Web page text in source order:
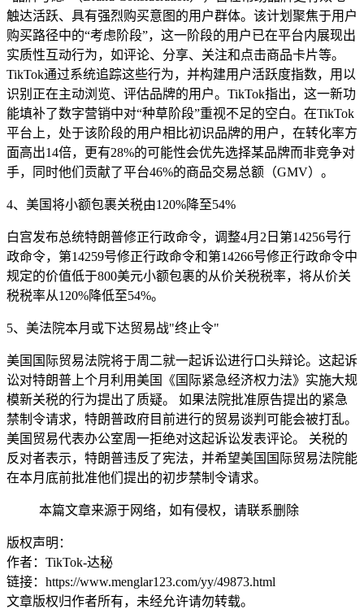
触达活跃、具有强烈购买意图的用户群体。该计划聚焦于用户
购买路径中的“考虑阶段”，这一阶段的用户已在平台内展现出
实质性互动行为，如评论、分享、关注和点击商品卡片等。
TikTok通过系统追踪这些行为，并构建用户活跃度指数，用以
识别正在主动浏览、评估品牌的用户。TikTok指出，这一新功
能填补了数字营销中对“种草阶段”重视不足的空白。在TikTok
平台上，处于该阶段的用户相比初识品牌的用户，在转化率方
面高出14倍，更有28%的可能性会优先选择某品牌而非竞争对
手，同时他们贡献了平台46%的商品交易总额（GMV）。
4、美国将小额包裹关税由120%降至54%
白宫发布总统特朗普修正行政命令，调整4月2日第14256号行
政命令，第14259号修正行政命令和第14266号修正行政命令中
规定的价值低于800美元小额包裹的从价关税税率，将从价关
税税率从120%降低至54%。
5、美法院本月或下达贸易战"终止令"
美国国际贸易法院将于周二就一起诉讼进行口头辩论。这起诉
讼对特朗普上个月利用美国《国际紧急经济权力法》实施大规
模新关税的行为提出了质疑。 如果法院批准原告提出的紧急
禁制令请求，特朗普政府目前进行的贸易谈判可能会被打乱。
美国贸易代表办公室周一拒绝对这起诉讼发表评论。 关税的
反对者表示，特朗普违反了宪法，并希望美国国际贸易法院能
在本月底前批准他们提出的初步禁制令请求。
本篇文章来源于网络，如有侵权，请联系删除
版权声明：
作者：TikTok-达秘
链接：https://www.menglar123.com/yy/49873.html
文章版权归作者所有，未经允许请勿转载。